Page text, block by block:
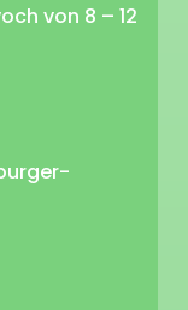
von 8 – 12